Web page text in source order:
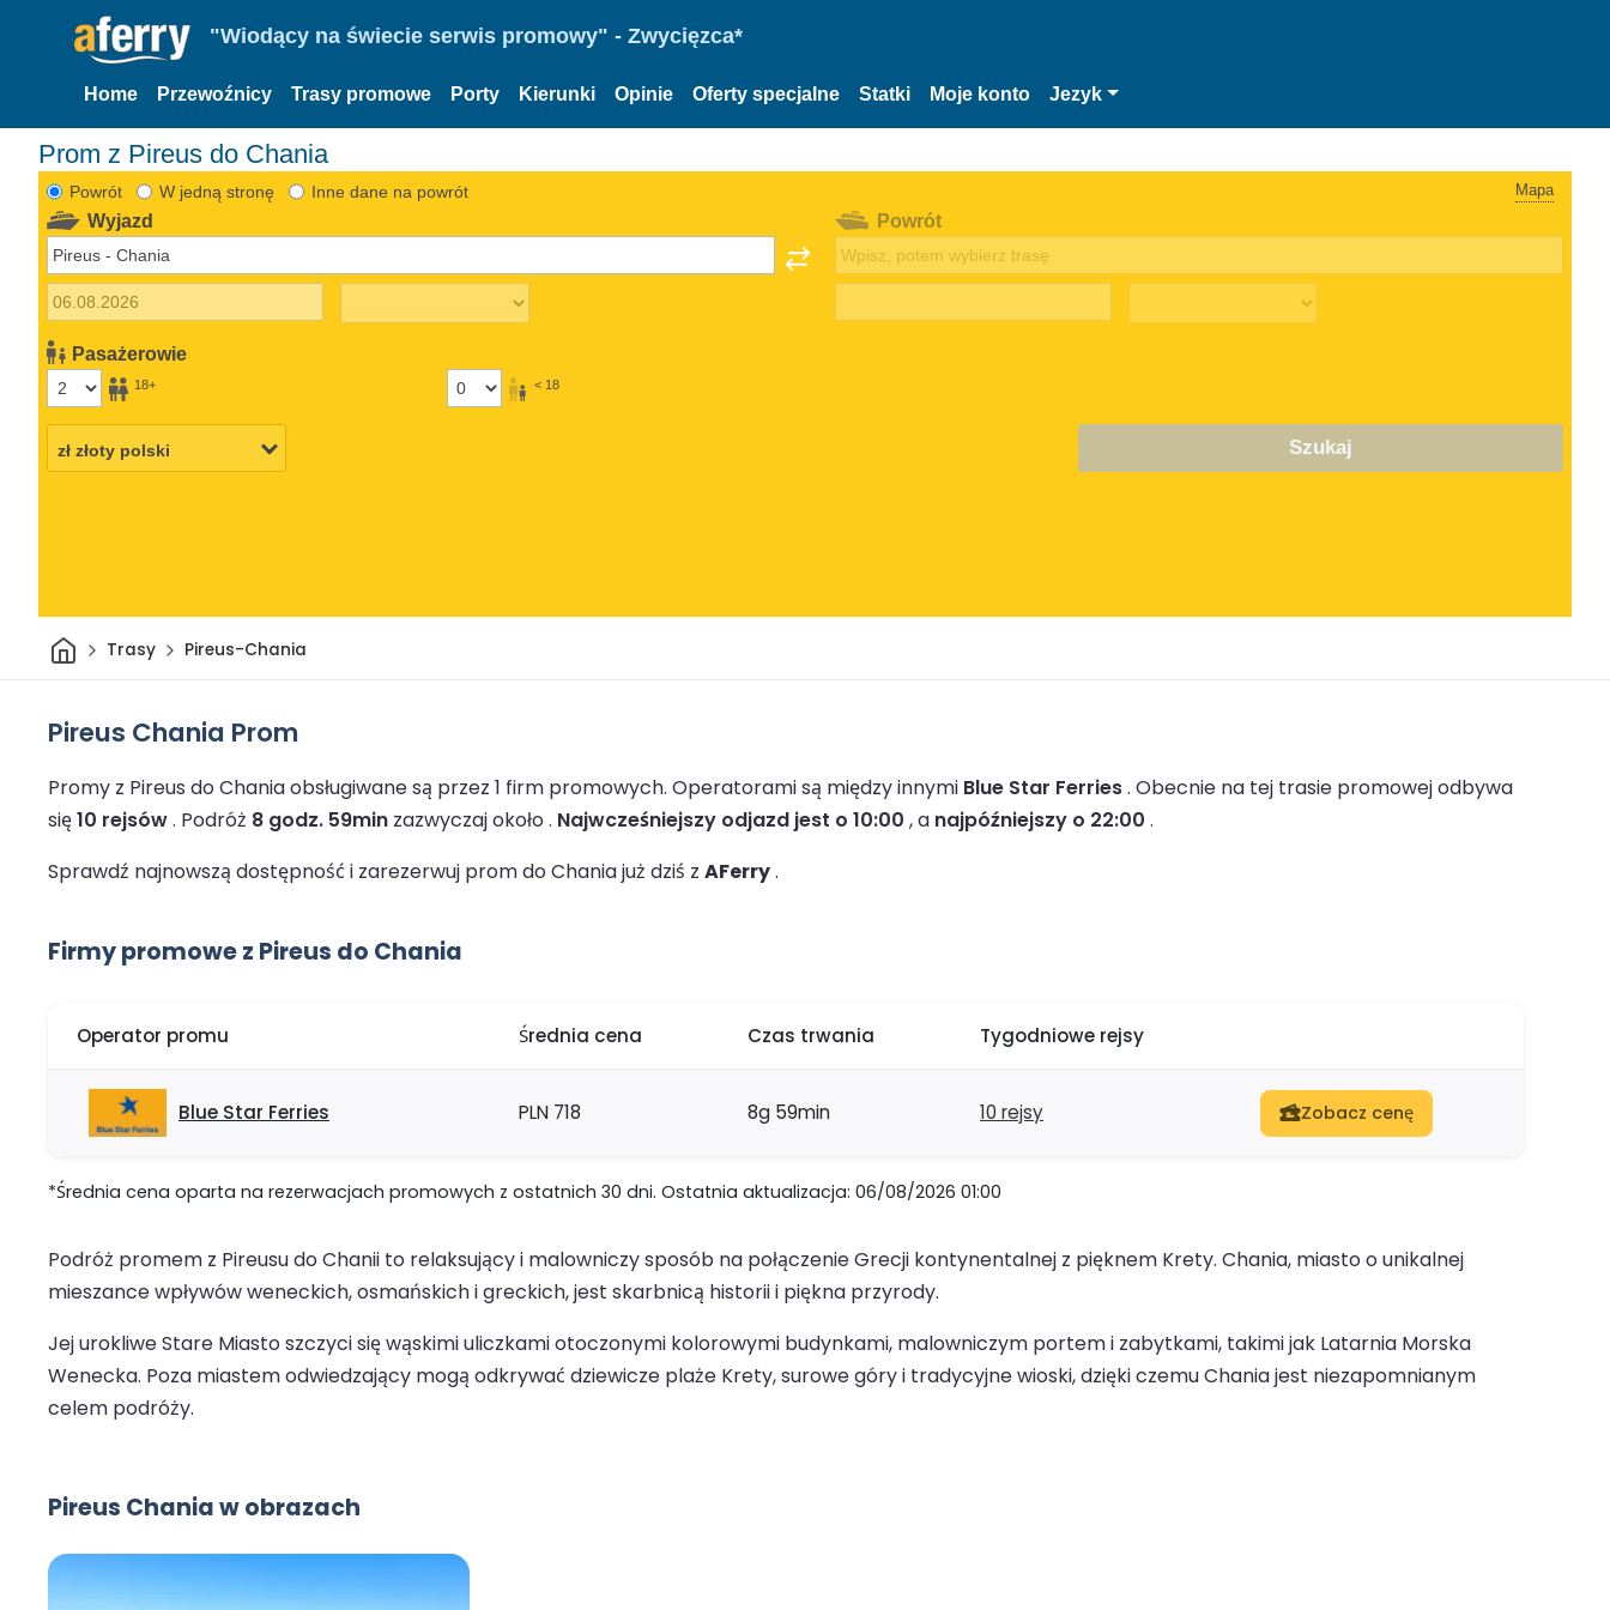
"Wiodący na świecie serwis promowy" - Zwycięzca*
Home Przewoźnicy Trasy promowe Porty Kierunki Opinie Oferty specjalne Statki Moje konto Jezyk
Prom z Pireus do Chania
Powrót W jedną stronę Inne dane na powrót Mapa
Wyjazd
Pasażerowie
18+ < 18
Powrót
Szukaj
DomTrasy Pireus-Chania
Pireus Chania Prom
Promy z Pireus do Chania obsługiwane są przez 1 firm promowych. Operatorami są między innymi Blue Star Ferries. Obecnie na tej trasie promowej odbywa
się10 rejsów. Podróż 8 godz. 59min zazwyczaj około . Najwcześniejszy odjazd jest o 10:00 , a najpóźniejszy o 22:00 .
Sprawdź najnowszą dostępność i zarezerwuj prom do Chania już dziś z AFerry.
Firmy promowe z Pireus do Chania
Operator promu Średnia cena Czas trwania Tygodniowe rejsy
Blue Star Ferries PLN 718 8g 59min 10 rejsy Zobacz cenę
*Średnia cena oparta na rezerwacjach promowych z ostatnich 30 dni. Ostatnia aktualizacja: 06/08/2026 01:00
Podróż promem z Pireusu do Chanii to relaksujący i malowniczy sposób na połączenie Grecji kontynentalnej z pięknem Krety. Chania, miasto o unikalnej
mieszance wpływów weneckich, osmańskich i greckich, jest skarbnicą historii i piękna przyrody.
Jej urokliwe Stare Miasto szczyci się wąskimi uliczkami otoczonymi kolorowymi budynkami, malowniczym portem i zabytkami, takimi jak Latarnia Morska
Wenecka. Poza miastem odwiedzający mogą odkrywać dziewicze plaże Krety, surowe góry i tradycyjne wioski, dzięki czemu Chania jest niezapomnianym
celem podróży.
Pireus Chania w obrazach